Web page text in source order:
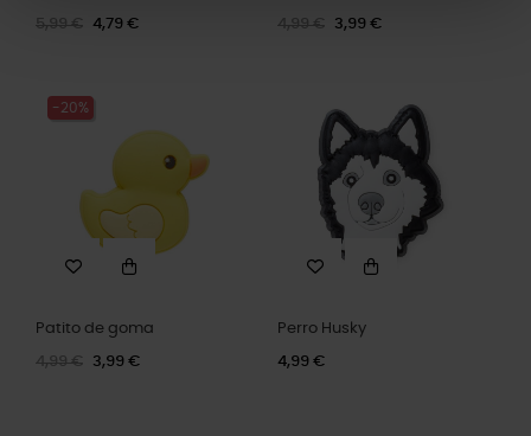
5,99 € 4,79 € 4,99 € 3,99 €
-20%
Patito de goma
4,99 € 3,99 €
Perro Husky
4,99 €